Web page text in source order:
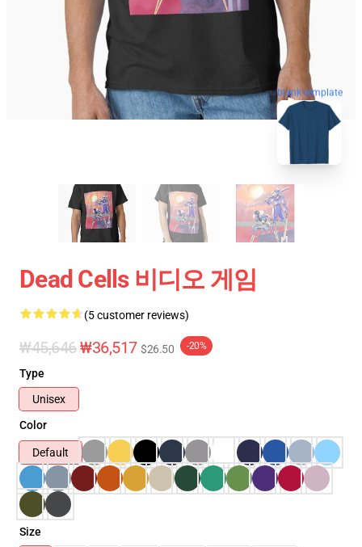
blank template
Dead Cells 비디오 게임
(5 customer reviews)
₩45,646₩36,517 $26.50 -20%
Type
Unisex
Color
Default
Size